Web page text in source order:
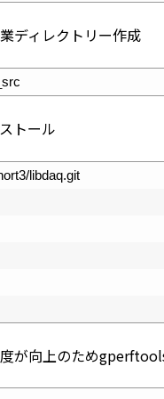
ディレクトリー作成
トール
libdaq.git
が向上のため